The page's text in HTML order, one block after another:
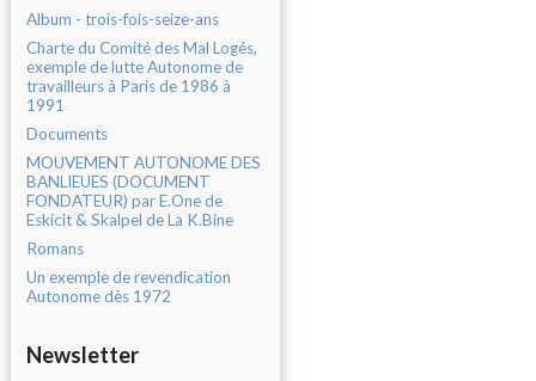
Album - trois-fois-seize-ans
Charte du Comité des Mal Logés,
exemple de lutte Autonome de
travailleurs à Paris de 1986 à
1991
Documents
MOUVEMENT AUTONOME DES
BANLIEUES (DOCUMENT
FONDATEUR) par E.One de
Eskicit & Skalpel de La K.Bine
Romans
Un exemple de revendication
Autonome dès 1972
Newsletter